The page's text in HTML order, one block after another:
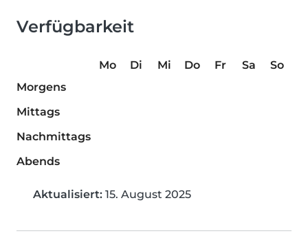
Verfügbarkeit
Mo Di Mi Do Fr Sa
So
Morgens
Mittags
Nachmittags
Abends
Aktualisiert: 15. August 2025